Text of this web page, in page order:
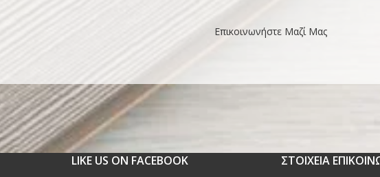
Επικοινωνήστε Μαζί Μας
LIKE US ON FACEBOOK ΣΤΟΙΧΕΙΑ